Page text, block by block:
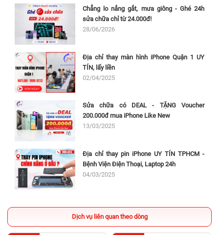
Chẳng lo nắng gắt, mưa giông - Ghé 24h
sửa chữa chỉ từ 24.000đ!
28/06/2026
Địa chỉ thay màn hình iPhone Quận 1 UY
TÍN, lấy liền
02/04/2025
Sửa chữa có DEAL - TẶNG Voucher
200.000đ mua iPhone Like New
13/03/2025
Địa chỉ thay pin iPhone UY TÍN TPHCM -
Bệnh Viện Điện Thoại, Laptop 24h
04/03/2025
Dịch vụ liên quan theo dòng